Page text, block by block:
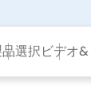
選択ビデオ